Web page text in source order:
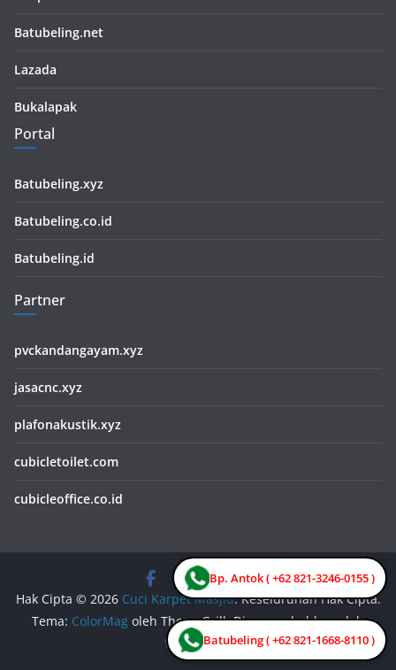
Bp. Antok ( +62 821-3246-0155 )
Batubeling ( +62 821-1668-8110 )
Batubeling.net
Lazada
Bukalapak
Portal
Batubeling.xyz
Batubeling.co.id
Batubeling.id
Partner
pvckandangayam.xyz
jasacnc.xyz
plafonakustik.xyz
cubicletoilet.com
cubicleoffice.co.id
Hak Cipta © 2026 Cuci Karpet Masjid. Keseluruhan Hak Cipta.
Tema: ColorMag oleh ThemeGrill. Dipersembahkan oleh
WordPress.